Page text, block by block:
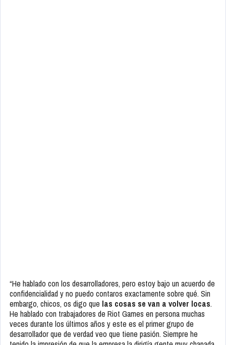
“He hablado con los desarrolladores, pero estoy bajo un acuerdo de
confidencialidad y no puedo contaros exactamente sobre qué. Sin
embargo, chicos, os digo que las cosas se van a volver locas.
He hablado con trabajadores de Riot Games en persona muchas
veces durante los últimos años y este es el primer grupo de
desarrollador que de verdad veo que tiene pasión. Siempre he